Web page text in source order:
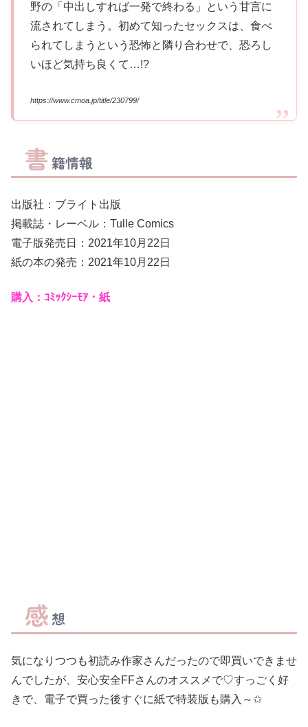
野の「中出しすれば一発で終わる」という甘言に
流されてしまう。初めて知ったセックスは、食べ
られてしまうという恐怖と隣り合わせで、恐ろし
いほど気持ち良くて…!?
https://www.cmoa.jp/title/230799/
書籍情報
出版社：ブライト出版
掲載誌・レーベル：Tulle Comics
電子版発売日：2021年10月22日
紙の本の発売：2021年10月22日
購入：ｺﾐｯｸｼｰﾓｱ・紙
感 想
気になりつつも初読み作家さんだったので即買いできませ
んでしたが、安心安全FFさんのオススメで♡すっごく好
きで、電子で買った後すぐに紙で特装版も購入～✩